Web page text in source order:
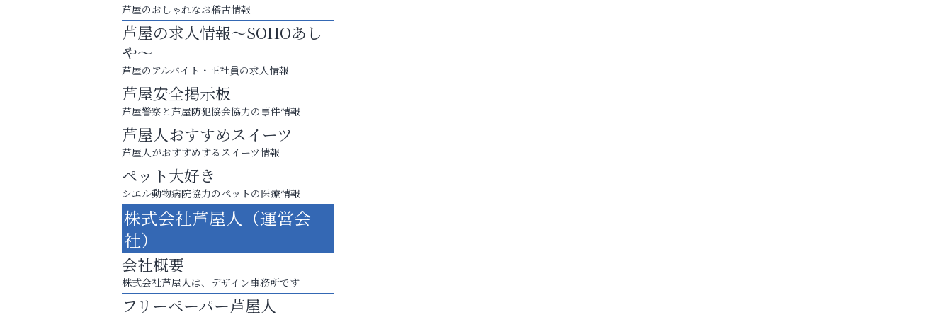
英語で育つ、世界が広がる！
芦屋人~あしやびと~
芦屋のおしゃれなお稽古情報
芦屋の求人情報～SOHOあし
や～
芦屋のアルバイト・正社員の求人情報
芦屋安全掲示板
芦屋警察と芦屋防犯協会協力の事件情報
芦屋人おすすめスイーツ
芦屋人がおすすめするスイーツ情報
ペット大好き
シエル動物病院協力のペットの医療情報
株式会社芦屋人（運営会
社）
会社概要
株式会社芦屋人は、デザイン事務所です
フリーペーパー芦屋人